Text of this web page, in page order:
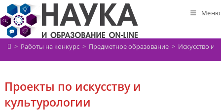
Перейти
к
содержимому
Меню
> Работы на конкурс > Предметное образование > Искусство и
Проекты по искусству и
культурологии